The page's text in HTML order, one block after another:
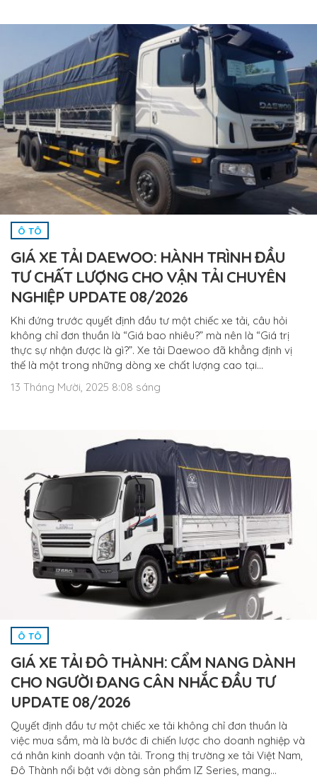
Ô TÔ
GIÁ XE TẢI DAEWOO: HÀNH TRÌNH ĐẦU
TƯ CHẤT LƯỢNG CHO VẬN TẢI CHUYÊN
NGHIỆP UPDATE 08/2026
Khi đứng trước quyết định đầu tư một chiếc xe tải, câu hỏi
không chỉ đơn thuần là “Giá bao nhiêu?” mà nên là “Giá trị
thực sự nhận được là gì?”. Xe tải Daewoo đã khẳng định vị
thế là một trong những dòng xe chất lượng cao tại…
13 Tháng Mười, 2025 8:08 sáng
Ô TÔ
GIÁ XE TẢI ĐÔ THÀNH: CẨM NANG DÀNH
CHO NGƯỜI ĐANG CÂN NHẮC ĐẦU TƯ
UPDATE 08/2026
Quyết định đầu tư một chiếc xe tải không chỉ đơn thuần là
việc mua sắm, mà là bước đi chiến lược cho doanh nghiệp và
cá nhân kinh doanh vận tải. Trong thị trường xe tải Việt Nam,
Đô Thành nổi bật với dòng sản phẩm IZ Series, mang…